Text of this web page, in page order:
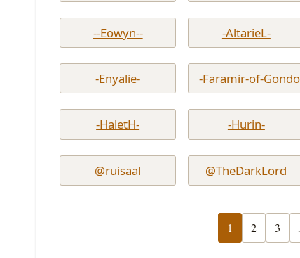
--Eowyn-- -AltarieL-
-Enyalie- -Faramir-of-
-HaletH- -Hurin-
@ruisaal @TheDarkLord
1 2 3